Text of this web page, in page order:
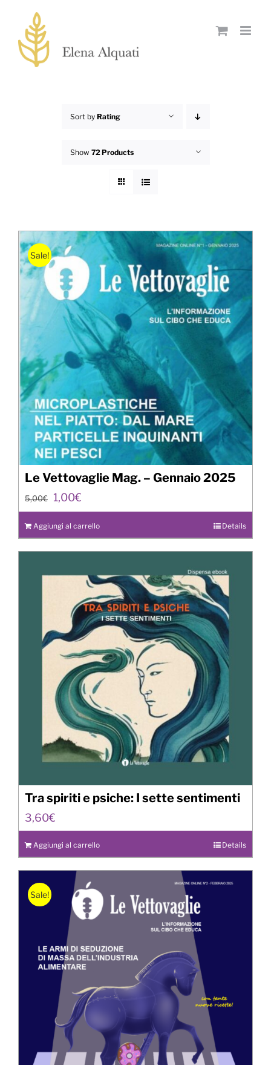
content
Sort by Rating
Show 72 Products
Sale!
Le Vettovaglie Mag. – Gennaio 2025
5,00€
Il
prezzo
originale
era:
5,00€.
1,00€
prezzo
attuale
è:
1,00€.
Aggiungi al carrello Details
Tra spiriti e psiche: I sette sentimenti
3,60€
Aggiungi al carrello Details
Sale!